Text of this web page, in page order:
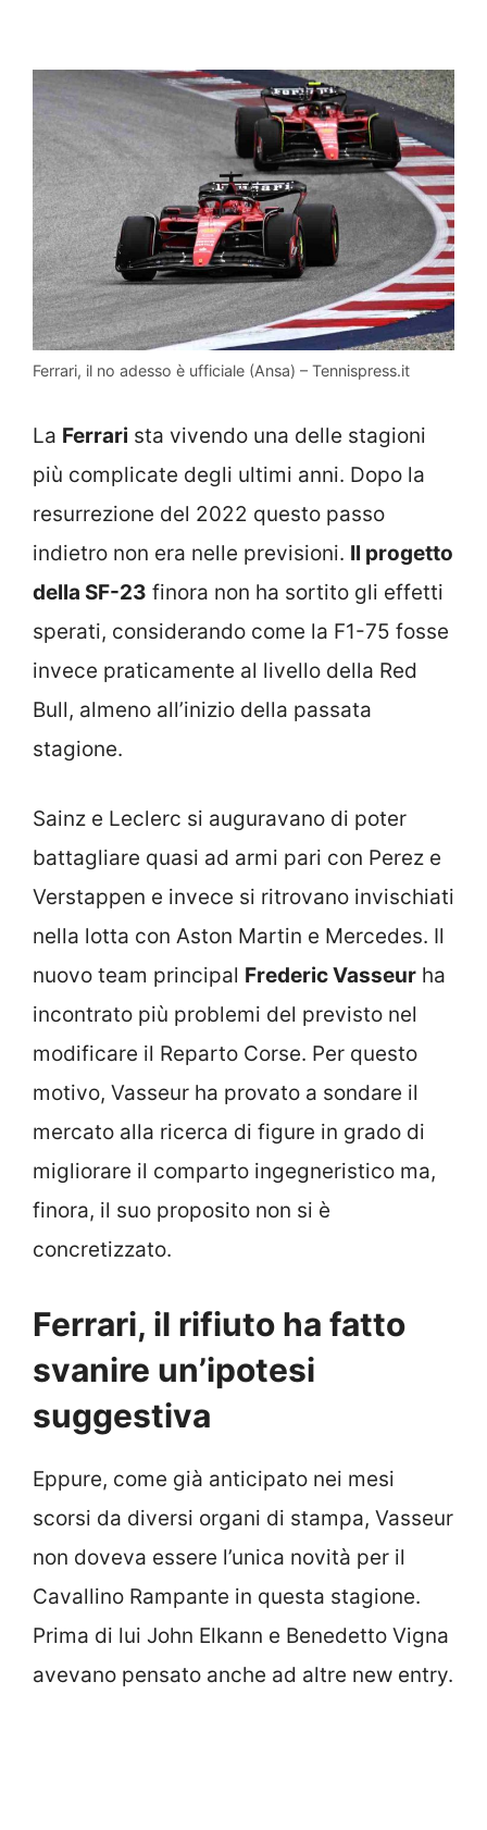
Ferrari, il no adesso è ufficiale (Ansa) – Tennispress.it
La Ferrari sta vivendo una delle stagioni
più complicate degli ultimi anni. Dopo la
resurrezione del 2022 questo passo
indietro non era nelle previsioni. Il progetto
della SF-23 finora non ha sortito gli effetti
sperati, considerando come la F1-75 fosse
invece praticamente al livello della Red
Bull, almeno all’inizio della passata
stagione.
Sainz e Leclerc si auguravano di poter
battagliare quasi ad armi pari con Perez e
Verstappen e invece si ritrovano invischiati
nella lotta con Aston Martin e Mercedes. Il
nuovo team principal Frederic Vasseur ha
incontrato più problemi del previsto nel
modificare il Reparto Corse. Per questo
motivo, Vasseur ha provato a sondare il
mercato alla ricerca di figure in grado di
migliorare il comparto ingegneristico ma,
finora, il suo proposito non si è
concretizzato.
Ferrari, il rifiuto ha fatto
svanire un’ipotesi
suggestiva
Eppure, come già anticipato nei mesi
scorsi da diversi organi di stampa, Vasseur
non doveva essere l’unica novità per il
Cavallino Rampante in questa stagione.
Prima di lui John Elkann e Benedetto Vigna
avevano pensato anche ad altre new entry.